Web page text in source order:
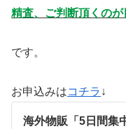
精査、ご判断頂くのが
です。
お申込みはコチラ ↓
海外物販「5日間集